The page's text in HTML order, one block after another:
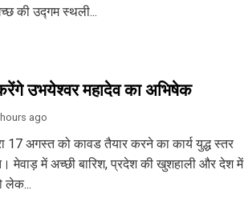
की उद्गम स्थली...
उभयेश्वर महादेव का अभिषेक
ago
17 अगस्त को कावड तैयार करने का कार्य युद्ध स्तर
मेवाड़ में अच्छी बारिश, प्रदेश की खुशहाली और देश में
लेक...